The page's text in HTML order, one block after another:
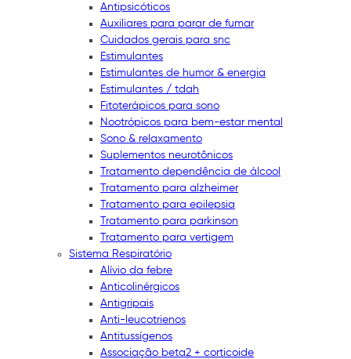
Antipsicóticos
Auxiliares para parar de fumar
Cuidados gerais para snc
Estimulantes
Estimulantes de humor & energia
Estimulantes / tdah
Fitoterápicos para sono
Nootrópicos para bem-estar mental
Sono & relaxamento
Suplementos neurotônicos
Tratamento dependência de álcool
Tratamento para alzheimer
Tratamento para epilepsia
Tratamento para parkinson
Tratamento para vertigem
Sistema Respiratório
Alívio da febre
Anticolinérgicos
Antigripais
Anti-leucotrienos
Antitussígenos
Associação beta2 + corticoide